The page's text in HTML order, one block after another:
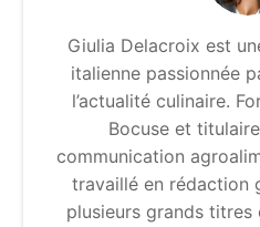
Giulia Delacroix est
italienne passionnée
l’actualité culinaire.
Bocuse et
communication
travaillé en rédaction
plusieurs grands titres